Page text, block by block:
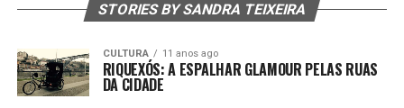
STORIES BY SANDRA TEIXEIRA
CULTURA 11 anos ago
RIQUEXÓS: A ESPALHAR GLAMOUR PELAS RUAS
DA CIDADE